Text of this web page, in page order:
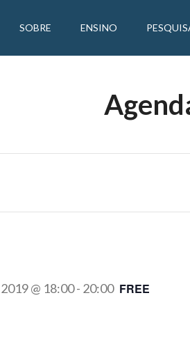
SOBRE ENSINO
@ 18:00- 20:00 FREE